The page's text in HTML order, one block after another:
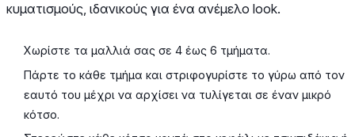
κυματισμούς, ιδανικούς για ένα ανέμελο look.
Χωρίστε τα μαλλιά σας σε 4 έως 6 τμήματα.
Πάρτε το κάθε τμήμα και στριφογυρίστε το γύρω από τον
εαυτό του μέχρι να αρχίσει να τυλίγεται σε έναν μικρό
κότσο.